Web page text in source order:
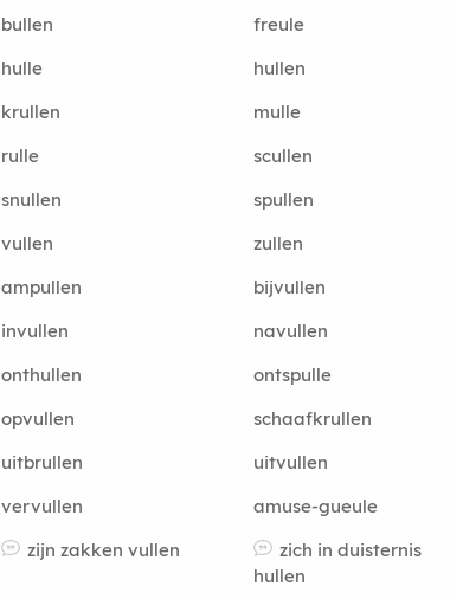
bullen
freule
hulle
hullen
krullen
mulle
rulle
scullen
snullen
spullen
vullen
zullen
ampullen
bijvullen
invullen
navullen
onthullen
ontspulle
opvullen
schaafkrullen
uitbrullen
uitvullen
vervullen
amuse-gueule
zijn zakken vullen
zich in duisternis
hullen